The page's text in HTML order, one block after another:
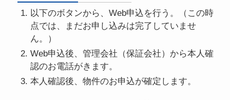
以下のボタンから、Web申込を行う。（この時
点では、まだお申し込みは完了していませ
ん。）
Web申込後、管理会社（保証会社）から本人確
認のお電話がきます。
本人確認後、物件のお申込が確定します。